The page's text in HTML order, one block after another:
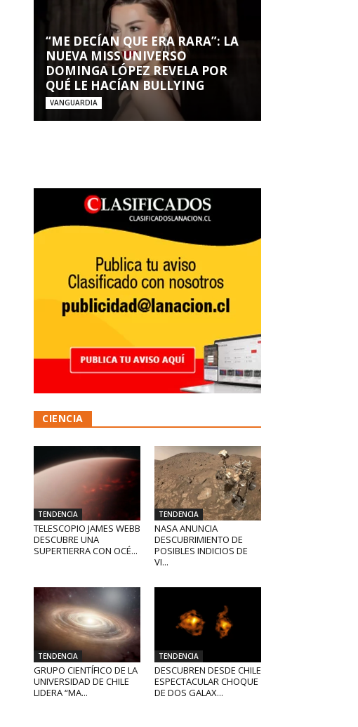
“ME DECÍAN QUE ERA RARA”: LA
NUEVA MISS UNIVERSO
DOMINGA LÓPEZ REVELA POR
QUÉ LE HACÍAN BULLYING
VANGUARDIA
CIENCIA
TENDENCIA
TELESCOPIO JAMES WEBB
DESCUBRE UNA
SUPERTIERRA CON OCÉ...
TENDENCIA
NASA ANUNCIA
DESCUBRIMIENTO DE
POSIBLES INDICIOS DE
VI...
TENDENCIA
GRUPO CIENTÍFICO DE LA
UNIVERSIDAD DE CHILE
LIDERA “MA...
TENDENCIA
DESCUBREN DESDE CHILE
ESPECTACULAR CHOQUE
DE DOS GALAX...